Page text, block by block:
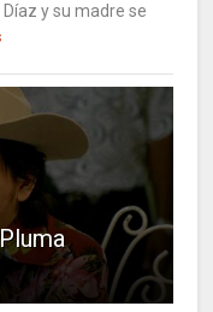
y su madre se